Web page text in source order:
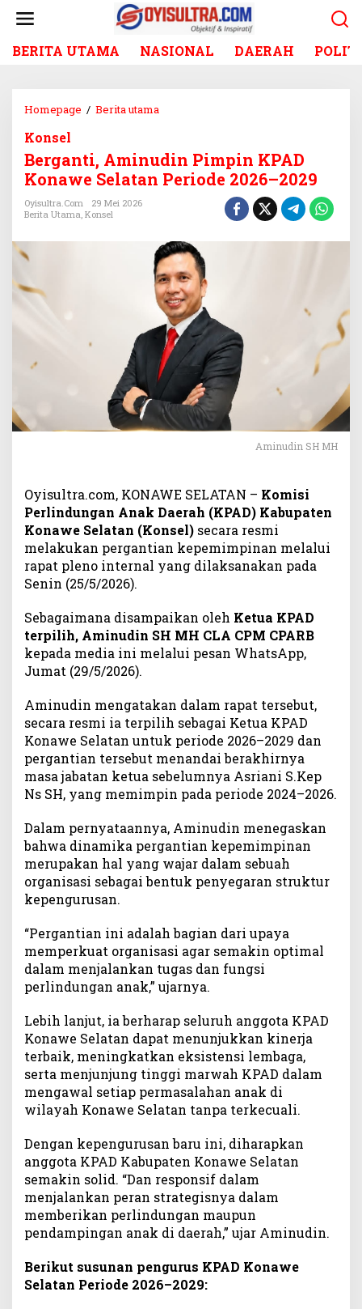
BERITA UTAMA NASIONAL DAERAH
Homepage / Berita utama
g
a
n
A
m
i
n
i
n
P
i
m
p
P
A
D
K
o
e
S
e
t
a
n
P
e
r
i
d
e
0
–
2
0
2
Konsel
Berganti, Aminudin Pimpin KPAD
Konawe Selatan Periode 2026–2029
Oyisultra.com
29 Mei 2026
Berita Utama, Konsel
Aminudin SH MH
Oyisultra.com, KONAWE SELATAN – Komisi
Perlindungan Anak Daerah (KPAD) Kabupaten
Konawe Selatan (Konsel) secara resmi
melakukan pergantian kepemimpinan melalui
rapat pleno internal yang dilaksanakan pada
Senin (25/5/2026).
Sebagaimana disampaikan oleh Ketua KPAD
terpilih, Aminudin SH MH CLA CPM CPARB
kepada media ini melalui pesan WhatsApp,
Jumat (29/5/2026).
Aminudin mengatakan dalam rapat tersebut,
secara resmi ia terpilih sebagai Ketua KPAD
Konawe Selatan untuk periode 2026–2029 dan
pergantian tersebut menandai berakhirnya
masa jabatan ketua sebelumnya Asriani S.Kep
Ns SH, yang memimpin pada periode 2024–2026.
Dalam pernyataannya, Aminudin menegaskan
bahwa dinamika pergantian kepemimpinan
merupakan hal yang wajar dalam sebuah
organisasi sebagai bentuk penyegaran struktur
kepengurusan.
“Pergantian ini adalah bagian dari upaya
memperkuat organisasi agar semakin optimal
dalam menjalankan tugas dan fungsi
perlindungan anak,” ujarnya.
Lebih lanjut, ia berharap seluruh anggota KPAD
Konawe Selatan dapat menunjukkan kinerja
terbaik, meningkatkan eksistensi lembaga,
serta menjunjung tinggi marwah KPAD dalam
mengawal setiap permasalahan anak di
wilayah Konawe Selatan tanpa terkecuali.
Dengan kepengurusan baru ini, diharapkan
anggota KPAD Kabupaten Konawe Selatan
semakin solid. “Dan responsif dalam
menjalankan peran strategisnya dalam
memberikan perlindungan maupun
pendampingan anak di daerah,” ujar Aminudin.
Berikut susunan pengurus KPAD Konawe
Selatan Periode 2026–2029: